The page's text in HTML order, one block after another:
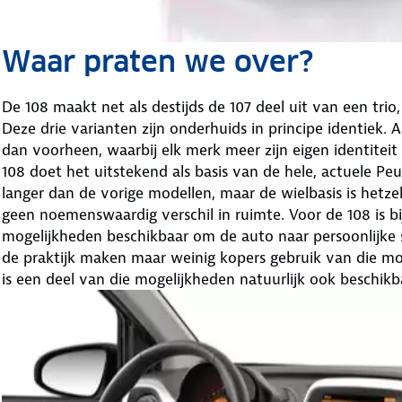
Waar praten we over?
De 108 maakt net als destijds de 107 deel uit van een
Deze drie varianten zijn onderhuids in principe identiek.
dan voorheen, waarbij elk merk meer zijn eigen
108 doet het uitstekend als basis van de hele, actuele
langer dan de vorige modellen, maar de wielbasis is
geen noemenswaardig verschil in ruimte. Voor de 108
mogelijkheden beschikbaar om de auto naar
de praktijk maken maar weinig kopers gebruik van die
is een deel van die mogelijkheden natuurlijk ook